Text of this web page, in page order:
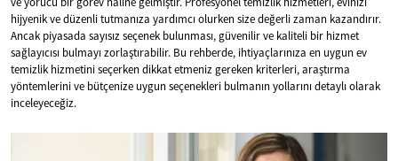
hijyenik ve düzenli tutmanıza yardımcı olurken size değerli zaman kazandırır.
Ancak piyasada sayısız seçenek bulunması, güvenilir ve kaliteli bir hizmet
sağlayıcısı bulmayı zorlaştırabilir. Bu rehberde, ihtiyaçlarınıza en uygun ev
temizlik hizmetini seçerken dikkat etmeniz gereken kriterleri, araştırma
yöntemlerini ve bütçenize uygun seçenekleri bulmanın yollarını detaylı olarak
inceleyeceğiz.